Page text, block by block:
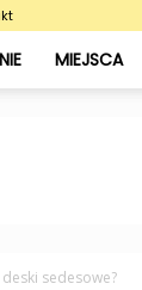
MIEJSCA
sedesowe?